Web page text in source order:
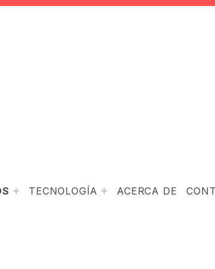
COLLAPSE CHILD MENUTECNOLOGÍA EXPAND CHILD MENUACERCA DE